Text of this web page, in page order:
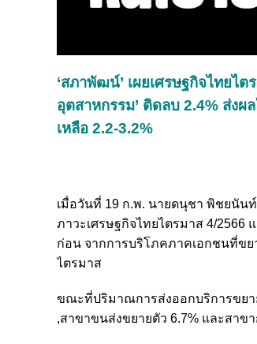
‘สภาพัฒน์’ เผยเศรษฐกิจไทยไ
อุตสาหกรรม’ ติดลบ 2.4% ส่งผ
เหลือ 2.2-3.2%
เมื่อวันที่ 19 ก.พ. นายดนุชา พิชยนัน
ภาวะเศรษฐกิจไทยไตรมาส 4/2566
ก่อน จากการบริโภคภาคเอกชนที่ขย
ไตรมาส
ขณะที่ปริมาณการส่งออกบริการขยา
,สาขาขนส่งขยายตัว 6.7% และสาขา